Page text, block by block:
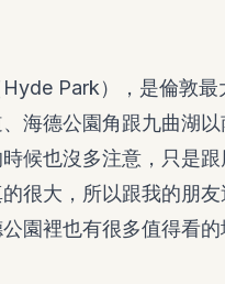
Park），是倫敦
海德公園角跟九曲湖
候也沒多注意，只是
很大，所以跟我的朋
園裡也有很多值得看